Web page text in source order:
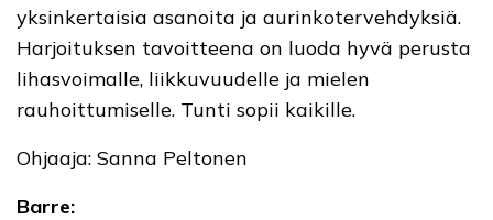
yksinkertaisia asanoita ja aurinkotervehdyksiä.
Harjoituksen tavoitteena on luoda hyvä perusta
lihasvoimalle, liikkuvuudelle ja mielen
rauhoittumiselle. Tunti sopii kaikille.
Ohjaaja: Sanna Peltonen
Barre: